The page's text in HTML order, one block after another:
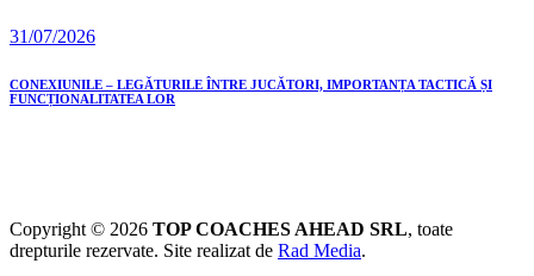
31/07/2026
CONEXIUNILE – LEGĂTURILE ÎNTRE JUCĂTORI, IMPORTANȚA TACTICĂ ȘI
FUNCȚIONALITATEA LOR
Copyright © 2026 TOP COACHES AHEAD SRL, toate
drepturile rezervate. Site realizat de Rad Media.